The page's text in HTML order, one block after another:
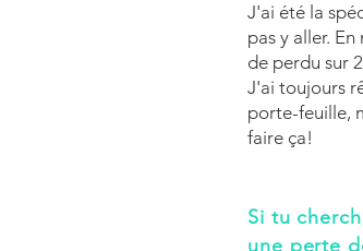
J'ai été la
pas y aller.
de perdu sur
J'ai toujours
porte-feuille,
faire ça!
Si tu
une perte